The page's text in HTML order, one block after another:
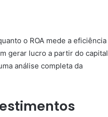
o ROA mede a eficiência
gerar lucro a partir do capital
análise completa da